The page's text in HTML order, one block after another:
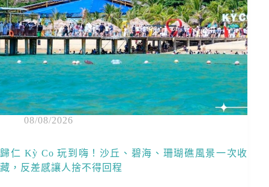
08/08/2026
歸仁 Kỳ Co 玩到嗨！沙丘、碧海、珊瑚礁風景一次收
藏，反差感讓人捨不得回程